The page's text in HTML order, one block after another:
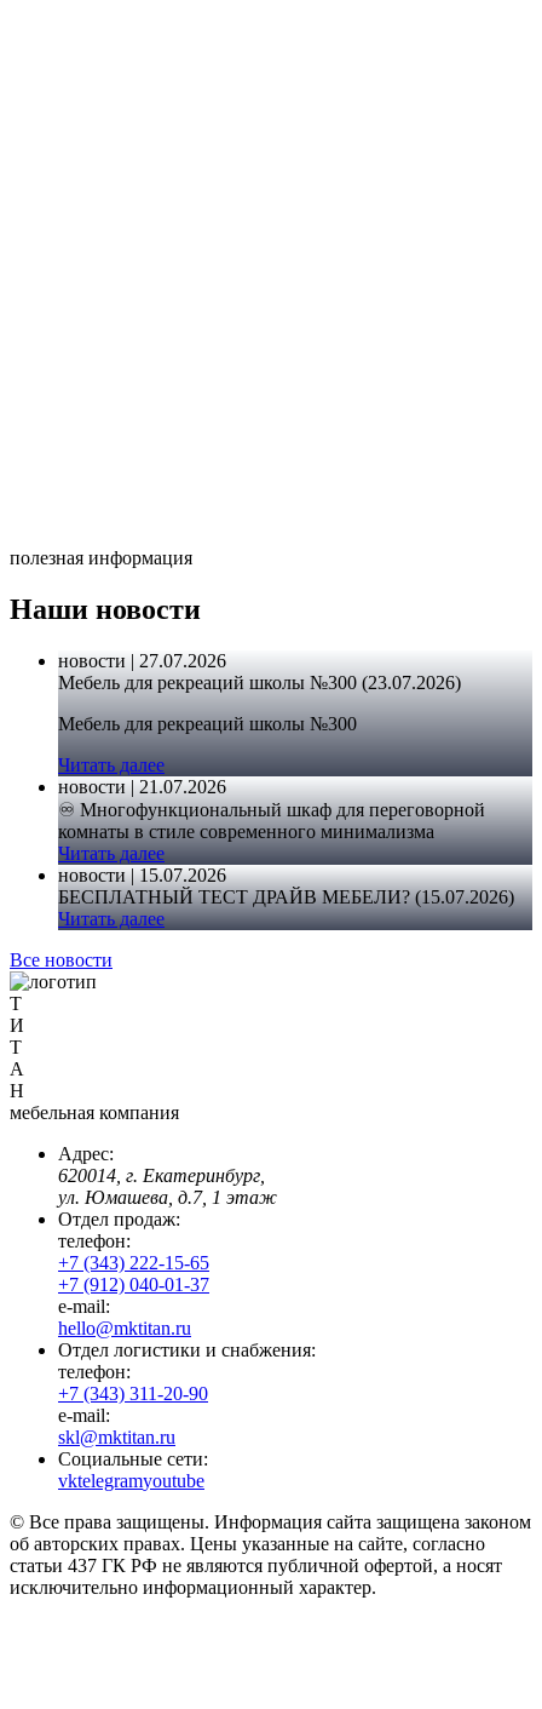
полезная информация
Наши новости
новости | 27.07.2026
Мебель для рекреаций школы №300 (23.07.2026)
Мебель для рекреаций школы №300
Читать далее
новости | 21.07.2026
♾️ Многофункциональный шкаф для переговорной
комнаты в стиле современного минимализма
Читать далее
новости | 15.07.2026
БЕСПЛАТНЫЙ ТЕСТ ДРАЙВ МЕБЕЛИ? (15.07.2026)
Читать далее
Все новости
Т
И
Т
А
Н
мебельная компания
Адрес:
620014, г. Екатеринбург,
ул. Юмашева, д.7, 1 этаж
Отдел продаж:
телефон:
+7 (343) 222-15-65
+7 (912) 040-01-37
e-mail:
hello@mktitan.ru
Отдел логистики и снабжения:
телефон:
+7 (343) 311-20-90
e-mail:
skl@mktitan.ru
Социальные сети:
vktelegramyoutube
© Все права защищены. Информация сайта защищена законом
об авторских правах. Цены указанные на сайте, согласно
статьи 437 ГК РФ не являются публичной офертой, а носят
исключительно информационный характер.